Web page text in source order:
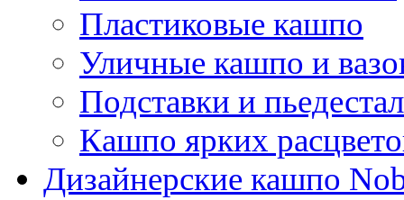
Пластиковые кашпо
Уличные кашпо и
Подставки и
Кашпо ярких
Дизайнерские кашпо